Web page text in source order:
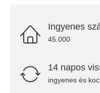
Ingyenes
45.000
14 napos
ingyenes és